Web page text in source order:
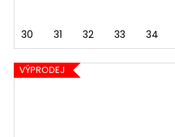
30 31 32 33 34
VÝPRODEJ